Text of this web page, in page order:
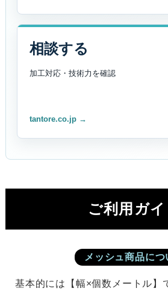
相談する
加工対応・技術力を確認
tantore.co.jp →
ご利用ガイ
メッシュ商品につ
基本的には【幅×個数メートル】